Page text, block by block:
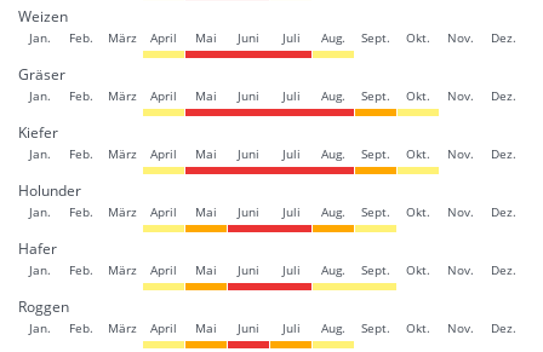
Weizen
Jan. Feb. März April Mai Juni Juli Aug. Sept. Okt. Nov. Dez.
Gräser
Jan. Feb. März April Mai Juni Juli Aug. Sept. Okt. Nov. Dez.
Kiefer
Jan. Feb. März April Mai Juni Juli Aug. Sept. Okt. Nov. Dez.
Holunder
Jan. Feb. März April Mai Juni Juli Aug. Sept. Okt. Nov. Dez.
Hafer
Jan. Feb. März April Mai Juni Juli Aug. Sept. Okt. Nov. Dez.
Roggen
Jan. Feb. März April Mai Juni Juli Aug. Sept. Okt. Nov. Dez.